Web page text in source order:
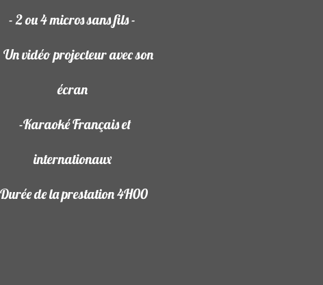
- 2 ou 4 micros sans fils -
Un vidéo projecteur avec son
écran
-Karaoké Français et
internationaux
Durée de la prestation 4H00